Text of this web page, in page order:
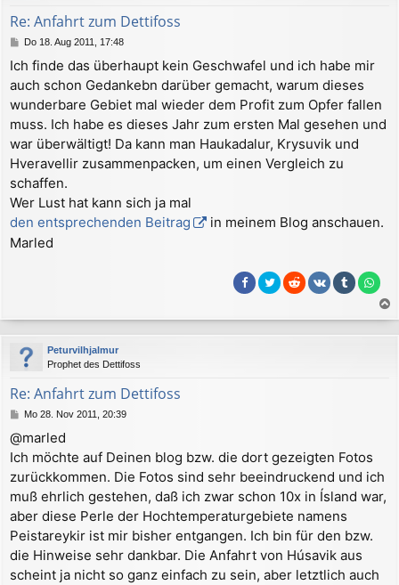
Re: Anfahrt zum Dettifoss
B
i
t
a
g
Do 18. Aug 2011, 17:48
Ich finde das überhaupt kein Geschwafel und ich habe mir
auch schon Gedankebn darüber gemacht, warum dieses
wunderbare Gebiet mal wieder dem Profit zum Opfer fallen
muss. Ich habe es dieses Jahr zum ersten Mal gesehen und
war überwältigt! Da kann man Haukadalur, Krysuvik und
Hveravellir zusammenpacken, um einen Vergleich zu
schaffen.
Wer Lust hat kann sich ja mal
den entsprechenden Beitrag
in meinem Blog anschauen.
Marled
a
c
Peturvilhjalmur
Prophet des Dettifoss
Re: Anfahrt zum Dettifoss
B
i
t
a
g
Mo 28. Nov 2011, 20:39
@marled
Ich möchte auf Deinen blog bzw. die dort gezeigten Fotos
zurückkommen. Die Fotos sind sehr beeindruckend und ich
muß ehrlich gestehen, daß ich zwar schon 10x in Ísland war,
aber diese Perle der Hochtemperaturgebiete namens
Peistareykir ist mir bisher entgangen. Ich bin für den bzw.
die Hinweise sehr dankbar. Die Anfahrt von Húsavik aus
scheint ja nicht so ganz einfach zu sein, aber letztlich auch